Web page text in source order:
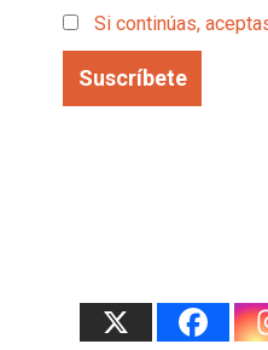
Si continúas,